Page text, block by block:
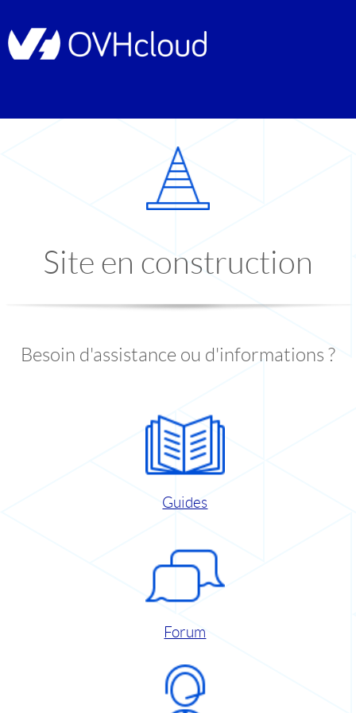
Site en construction
Besoin d'assistance ou d'informations ?
Guides
Forum